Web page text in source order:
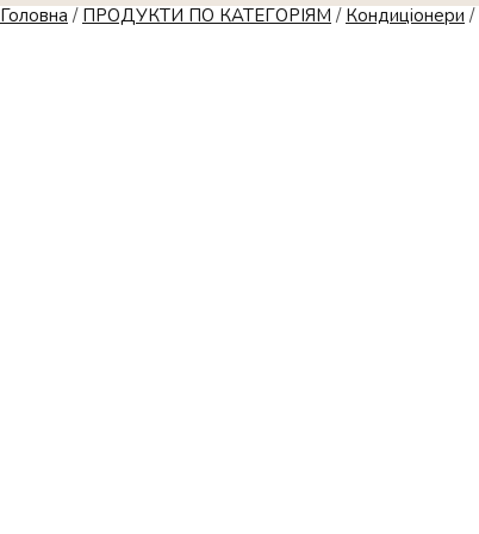
Головна / ПРОДУКТИ ПО КАТЕГОРІЯМ / Кондиціонери /